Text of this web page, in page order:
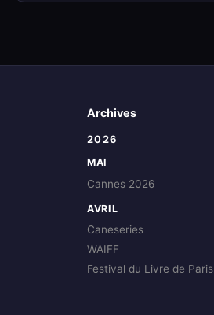
Archives
2026
MAI
Cannes 2026
AVRIL
Caneseries
WAIFF
Festival du Livre de Paris